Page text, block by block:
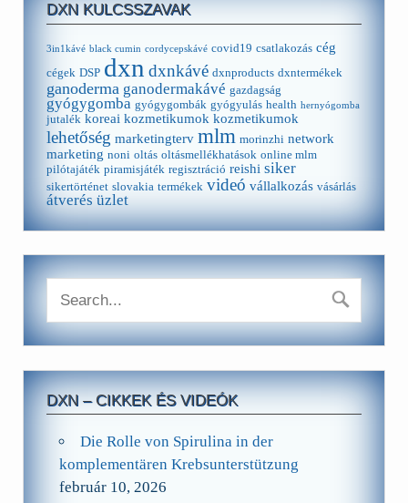
DXN KULCSSZAVAK
3in1kávé black cumin cordycepskávé covid19 csatlakozás cég
cégek DSP dxn dxnkávé dxnproducts dxntermékek
ganoderma ganodermakávé gazdagság
gyógygomba gyógygombák gyógyulás health hernyógomba
jutalék koreai kozmetikumok kozmetikumok
lehetőség marketingterv mlm morinzhi network
marketing noni oltás oltásmellékhatások online mlm
pilótajáték piramisjáték regisztráció reishi siker
sikertörténet slovakia termékek videó vállalkozás vásárlás
átverés üzlet
DXN – CIKKEK ÉS VIDEÓK
Die Rolle von Spirulina in der
komplementären Krebsunterstützung
február 10, 2026